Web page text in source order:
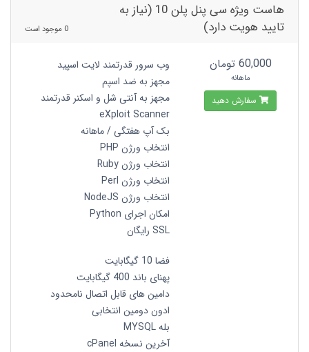
هاست ویژه سی پنل پلن 10 (نیاز به
تایید هویت دارد)
0 موجود است
وب سرور قدرتمند لایت اسپید
مجهز به ضد اسپم
مجهز به آنتی شل و اسکنر قدرتمند
eXploit Scanner
بک آپ هفتگی / ماهانه
انتخاب ورژن PHP
انتخاب ورژن Ruby
انتخاب ورژن Perl
انتخاب ورژن NodeJS
امکان اجرای Python
SSL رایگان
فضا 10 گیگابایت
پهنای باند 400 گیگابایت
دامین های قابل اتصال نامحدود
ادون دومین انتخابی
بله MYSQL
آخرین نسخه cPanel
60,000 تومان
ماهانه
سفارش دهید